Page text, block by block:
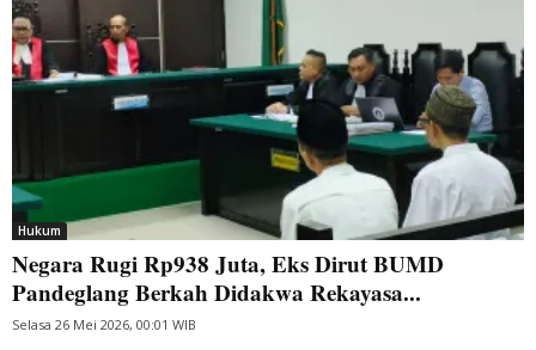
Hukum
Negara Rugi Rp938 Juta, Eks Dirut BUMD
Pandeglang Berkah Didakwa Rekayasa...
Selasa 26 Mei 2026, 00:01 WIB